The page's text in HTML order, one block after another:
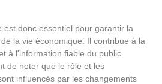
est donc essentiel pour garantir la
la vie économique. Il contribue à la
à l'information fiable du public.
de noter que le rôle et les
influencés par les changements